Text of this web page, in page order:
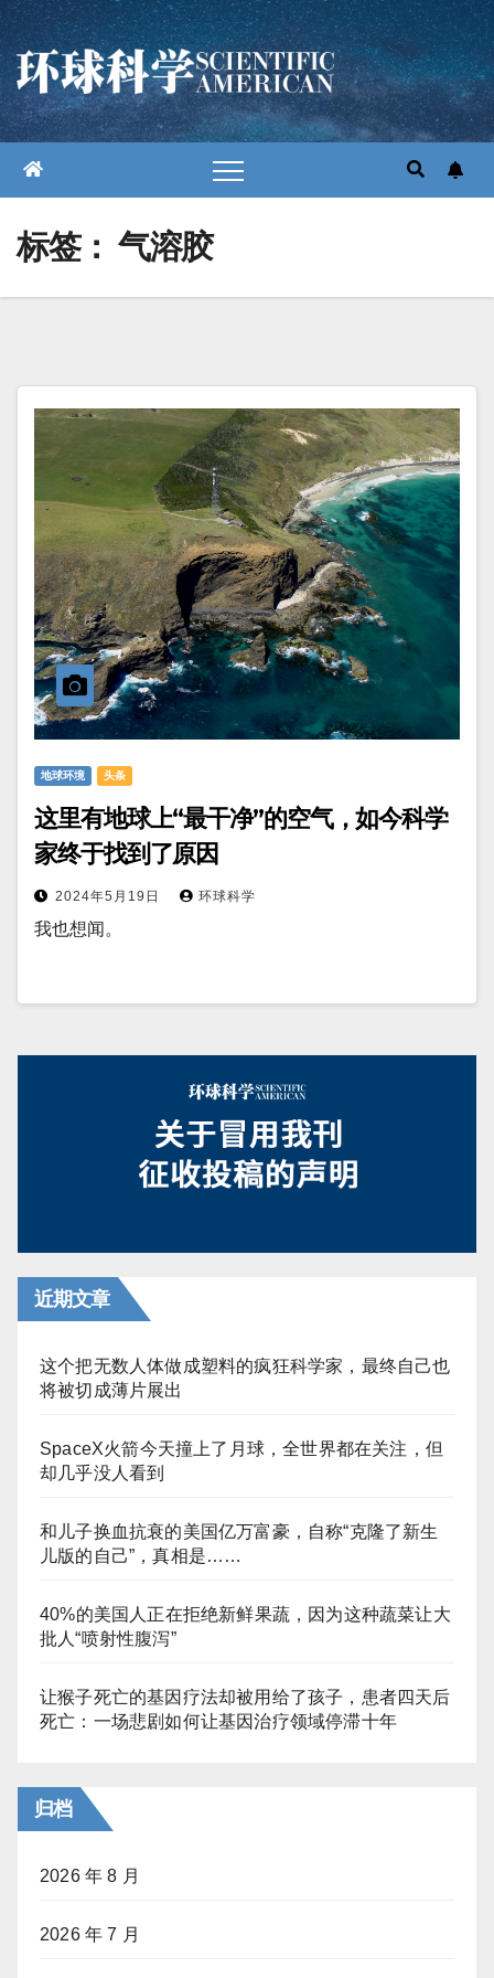
跳
至
内
容
标签： 气溶胶
地球环境 头条
这里有地球上“最干净”的空气，如今科学
家终于找到了原因
2024年5月19日 环球科学
我也想闻。
近期文章
这个把无数人体做成塑料的疯狂科学家，最终自己也
将被切成薄片展出
SpaceX火箭今天撞上了月球，全世界都在关注，但
却几乎没人看到
和儿子换血抗衰的美国亿万富豪，自称“克隆了新生
儿版的自己”，真相是……
40%的美国人正在拒绝新鲜果蔬，因为这种蔬菜让大
批人“喷射性腹泻”
让猴子死亡的基因疗法却被用给了孩子，患者四天后
死亡：一场悲剧如何让基因治疗领域停滞十年
归档
2026 年 8 月
2026 年 7 月